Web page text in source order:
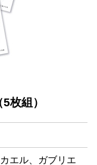
枚組）
エル、ガブリエ